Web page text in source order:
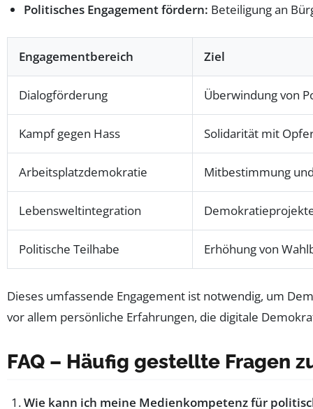
Politisches Engagement fördern: Beteiligung an
Engagementbereich Ziel
Dialogförderung Überwindung von
Kampf gegen Hass Solidarität mit
Arbeitsplatzdemokratie Mitbestimmung
Lebensweltintegration
Politische Teilhabe Erhöhung von
Dieses umfassende Engagement ist notwendig, um
vor allem persönliche Erfahrungen, die digitale
FAQ – Häufig gestellte Fragen
Wie kann ich meine Medienkompetenz für